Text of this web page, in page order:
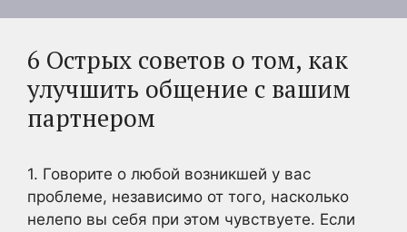
6 Острых советов о том, как
улучшить общение с вашим
партнером
1. Говорите о любой возникшей у вас
проблеме, независимо от того, насколько
нелепо вы себя при этом чувствуете. Если